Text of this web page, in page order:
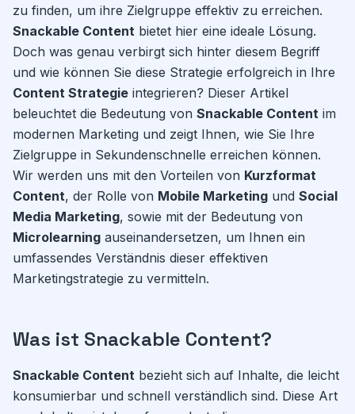
zu finden, um ihre Zielgruppe effektiv zu erreichen.
Snackable Content bietet hier eine ideale Lösung.
Doch was genau verbirgt sich hinter diesem Begriff
und wie können Sie diese Strategie erfolgreich in Ihre
Content Strategie integrieren? Dieser Artikel
beleuchtet die Bedeutung von Snackable Content im
modernen Marketing und zeigt Ihnen, wie Sie Ihre
Zielgruppe in Sekundenschnelle erreichen können.
Wir werden uns mit den Vorteilen von Kurzformat
Content, der Rolle von Mobile Marketing und Social
Media Marketing, sowie mit der Bedeutung von
Microlearning auseinandersetzen, um Ihnen ein
umfassendes Verständnis dieser effektiven
Marketingstrategie zu vermitteln.
Was ist Snackable Content?
Snackable Content bezieht sich auf Inhalte, die leicht
konsumierbar und schnell verständlich sind. Diese Art